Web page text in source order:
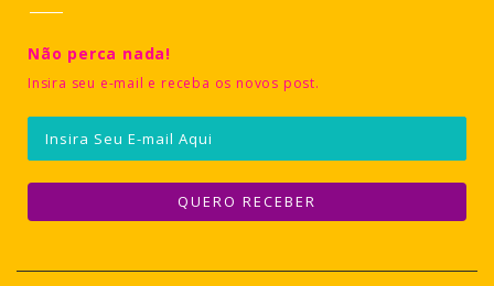
Não perca nada!
Insira seu e-mail e receba os novos post.